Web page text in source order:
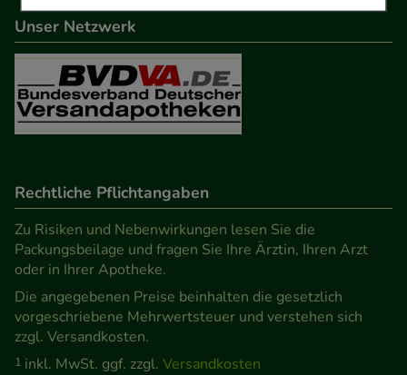
Einkaufserlebnis noch ansprechender zu gestalten,
beispielsweise für die Wiedererkennung des
Besuchers oder unsere Seite an bevorzugte
Verhaltensweisen (z.B. Spracheinstellung)
anzupassen. Komfort-Cookies ermöglichen es uns
auch auf Ihre Bedürfnisse zugeschrittene Inhalte
betreiben.
Statistik & Tracking:Hierüber lassen sich
Informationen über die Art und Weise der Nutzung
unserer Website sammeln, mit deren Hilfe wir
unsere Website weiter für Sie optimieren können,
den Inhalt auf unserer Website aber auch die
Werbung auf Drittseiten möglichst relevant für Sie
Unser Netzwerk
Rechtliche Pflichtangaben
Zu Risiken und Nebenwirkungen lesen Sie die
Packungsbeilage und fragen Sie Ihre Ärztin, Ihren Arzt
oder in Ihrer Apotheke.
Die angegebenen Preise beinhalten die gesetzlich
vorgeschriebene Mehrwertsteuer und verstehen sich
zzgl. Versandkosten.
1 inkl. MwSt. ggf. zzgl. Versandkosten